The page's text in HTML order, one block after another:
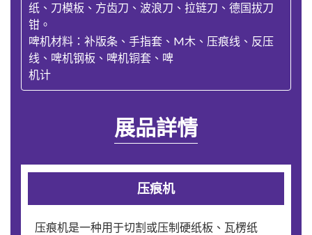
纸、刀模板、方齿刀、波浪刀、拉链刀、德国拔刀
钳。
啤机材料：补版条、手指套、M木、压痕线、反压
线、啤机钢板、啤机铜套、啤
机计
展品詳情
压痕机
压痕机是一种用于切割或压制硬纸板、瓦楞纸